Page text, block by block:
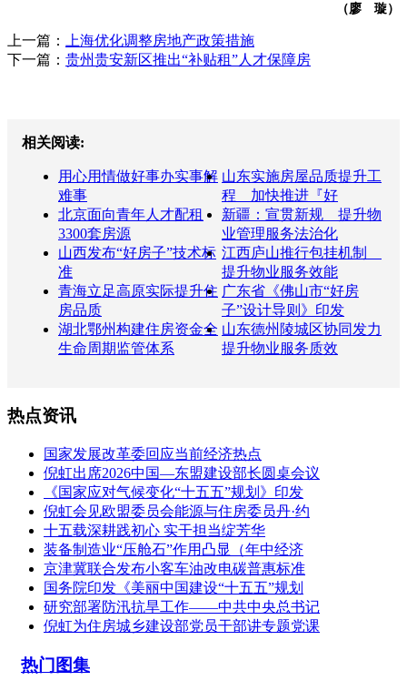
（廖 璇）
上一篇：
上海优化调整房地产政策措施
下一篇： 贵州贵安新区推出“补贴租”人才保障房
相关阅读:
用心用情做好事办实事解
难事
山东实施房屋品质提升工
程 加快推进『好
北京面向青年人才配租
3300套房源
新疆：宣贯新规 提升物
业管理服务法治化
山西发布“好房子”技术标
准
江西庐山推行包挂机制
提升物业服务效能
青海立足高原实际提升住
房品质
广东省《佛山市“好房
子”设计导则》印发
湖北鄂州构建住房资金全
生命周期监管体系
山东德州陵城区协同发力
提升物业服务质效
热点资讯
国家发展改革委回应当前经济热点
倪虹出席2026中国—东盟建设部长圆桌会议
《国家应对气候变化“十五五”规划》印发
倪虹会见欧盟委员会能源与住房委员丹·约
十五载深耕践初心 实干担当绽芳华
装备制造业“压舱石”作用凸显（年中经济
京津冀联合发布小客车油改电碳普惠标准
国务院印发《美丽中国建设“十五五”规划
研究部署防汛抗旱工作——中共中央总书记
倪虹为住房城乡建设部党员干部讲专题党课
热门图集